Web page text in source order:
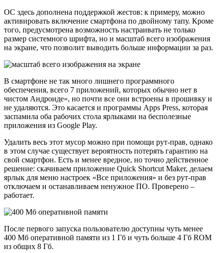
OC здесь дополнена поддержкой жестов: к примеру, можно
активировать включение смартфона по двойному тапу. Кроме
того, предусмотрена возможность настраивать не только
размер системного шрифта, но и масштаб всего изображения
на экране, что позволит выводить больше информации за раз.
В смартфоне не так много лишнего программного
обеспечения, всего 7 приложений, которых обычно нет в
чистом Андроиде», но почти все они встроены в прошивку и
не удаляются. Это касается и программы Apps Press, которая
заспамила оба рабочих стола ярлыками на бесполезные
приложения из Google Play.
Удалить весь этот мусор можно при помощи рут-прав, однако
в этом случае существует вероятность потерять гарантию на
свой смартфон. Есть и менее вредное, но точно действенное
решение: скачиваем приложение Quick Shortcut Maker, делаем
ярлык для меню настроек «Все приложения» и без рут-прав
отключаем и останавливаем ненужное ПО. Проверено –
работает.
После первого запуска пользователю доступны чуть менее
400 Мб оперативной памяти из 1 Гб и чуть больше 4 Гб ROM
из общих 8 Гб.